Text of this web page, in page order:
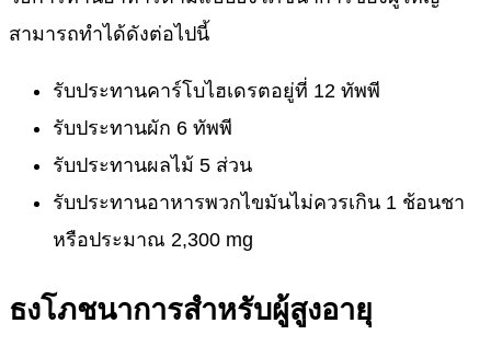
สามารถทำได้ดังต่อไปนี้
รับประทานคาร์โบไฮเดรตอยู่ที่ 12 ทัพพี
รับประทานผัก 6 ทัพพี
รับประทานผลไม้ 5 ส่วน
รับประทานอาหารพวกไขมันไม่ควรเกิน 1 ช้อนชา
หรือประมาณ 2,300 mg
ธงโภชนาการสำหรับผู้สูงอายุ